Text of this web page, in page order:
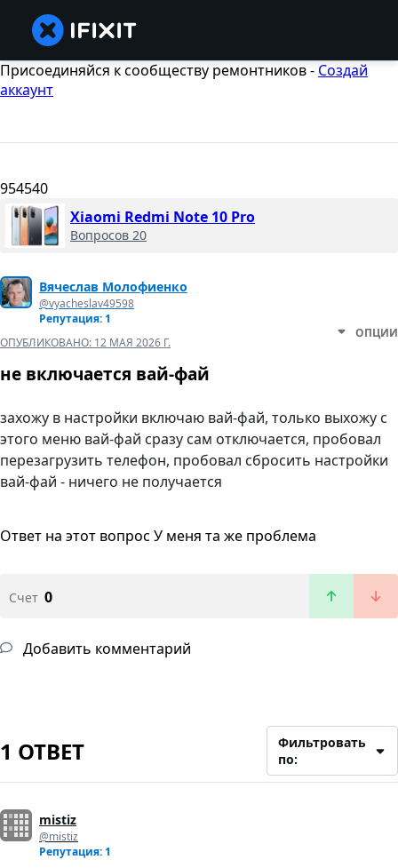
Присоединяйся к сообществу ремонтников - Создай
аккаунт
954540
Xiaomi Redmi Note 10 Pro
Вопросов 20
Вячеслав Молофиенко
@vyacheslav49598
Репутация: 1
ОПУБЛИКОВАНО: 12 МАЯ 2026 Г.
ОПЦИИ
не включается вай-фай
захожу в настройки включаю вай-фай, только выхожу с
этого меню вай-фай сразу сам отключается, пробовал
перезагрузить телефон, пробовал сбросить настройки
вай-фай - ничего не получается
Ответ на этот вопрос У меня та же проблема
Счет 0
Добавить комментарий
1 ОТВЕТ
Фильтровать
по:
mistiz
@mistiz
Репутация: 1